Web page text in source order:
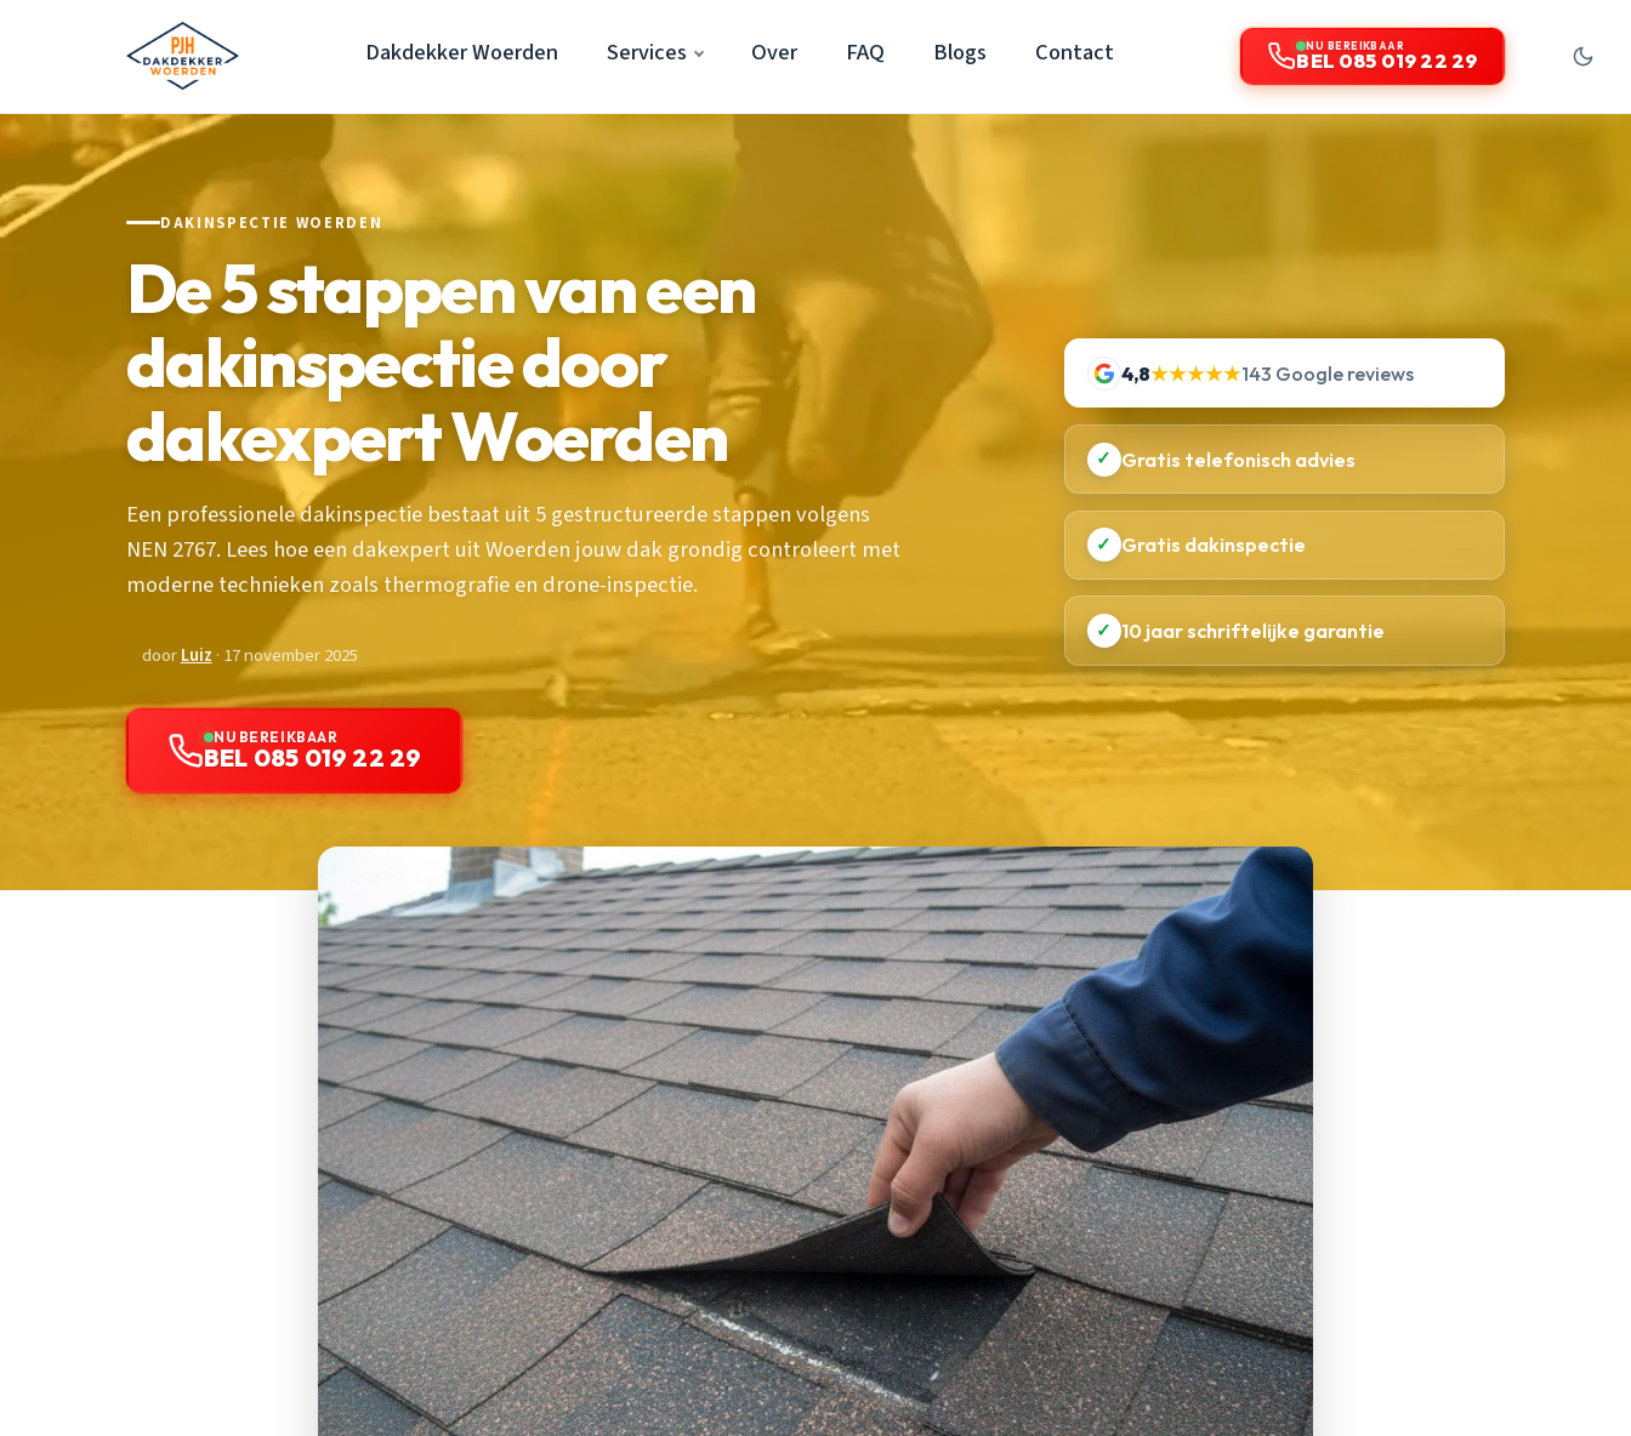
Dakdekker Woerden Services Over FAQ Blogs Contact NU BEREIKBAAR
BEL 085 019 22 29
DAKINSPECTIE WOERDEN
De 5 stappen van een
dakinspectie door
dakexpert Woerden
Een professionele dakinspectie bestaat uit 5 gestructureerde stappen volgens
NEN 2767. Lees hoe een dakexpert uit Woerden jouw dak grondig controleert met
moderne technieken zoals thermografie en drone-inspectie.
doorLuiz · 17 november 2025
NU BEREIKBAAR
BEL 085 019 22 29
4,8★★★★★143 Google reviews
✓ Gratis telefonisch advies
✓ Gratis dakinspectie
✓ 10 jaar schriftelijke garantie